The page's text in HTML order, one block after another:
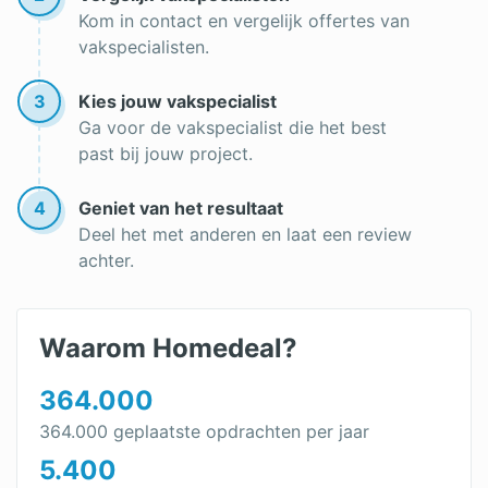
Kom in contact en vergelijk offertes van
vakspecialisten.
3
Kies jouw vakspecialist
Ga voor de vakspecialist die het best
past bij jouw project.
4
Geniet van het resultaat
Deel het met anderen en laat een review
achter.
Waarom Homedeal?
364.000
364.000 geplaatste opdrachten per jaar
5.400